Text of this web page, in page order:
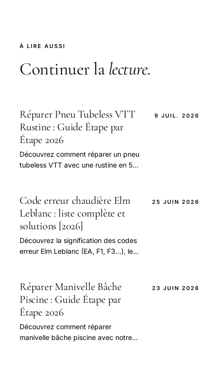
À LIRE AUSSI
Continuer la lecture.
Réparer Pneu Tubeless VTT
Rustine : Guide Étape par
Étape 2026
Découvrez comment réparer un pneu
tubeless VTT avec une rustine en 5
pour une réparation efficace et
sécuritaire. Économisez jusqu'à 50%
en réparant vous-même
9 JUIL. 2026
Code erreur chaudière Elm
Leblanc : liste complète et
solutions [2026]
Découvrez la signification des codes
erreur Elm Leblanc (EA, F1, F3...), les
professionnel. Guide pratique.
25 JUIN 2026
Réparer Manivelle Bâche
Piscine : Guide Étape par
Étape 2026
Découvrez comment réparer
manivelle bâche piscine avec notre
23 JUIN 2026